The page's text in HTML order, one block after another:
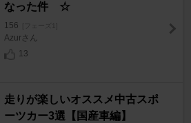
なった件 ☆
156
Azurさん
13
走りが楽しいオススメ中古スポ
ーツカー3選【国産車編】